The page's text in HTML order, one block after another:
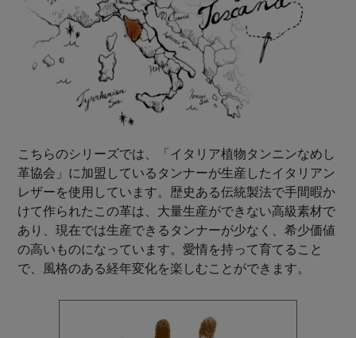
こちらのシリーズでは、「イタリア植物タンニンなめし
革協会」に加盟しているタンナーが生産したイタリアン
レザーを使用しています。歴史ある伝統製法で手間暇か
けて作られたこの革は、大量生産ができない高級素材で
あり、現在では生産できるタンナーが少なく、希少価値
の高いものになっています。愛情を持って育てること
で、風格のある経年変化を楽しむことができます。